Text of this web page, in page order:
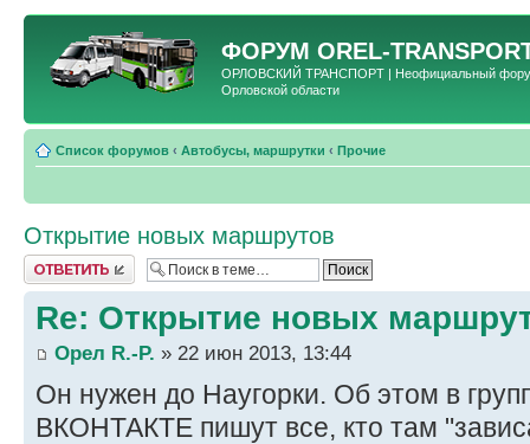
ФОРУМ OREL-
ОРЛОВСКИЙ ТРАНСПОРТ | Неофициальный форум
Орловской области
Список форумов ‹ Автобусы, маршрутки ‹ Прочие
Открытие новых маршрутов
Ответить
Re: Открытие новых
Орел R.-P. » 22 июн 2013, 13:44
Он нужен до Наугорки. Об этом в
ВКОНТАКТЕ пишут все, кто там